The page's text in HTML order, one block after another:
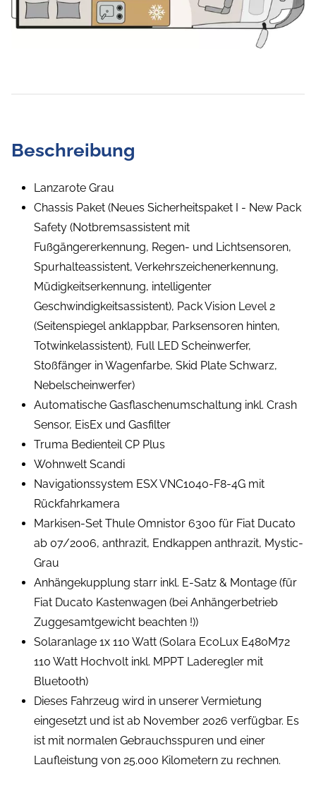
Beschreibung
Lanzarote Grau
Chassis Paket (Neues Sicherheitspaket I - New Pack
Safety (Notbremsassistent mit
Fußgängererkennung, Regen- und Lichtsensoren,
Spurhalteassistent, Verkehrszeichenerkennung,
Müdigkeitserkennung, intelligenter
Geschwindigkeitsassistent), Pack Vision Level 2
(Seitenspiegel anklappbar, Parksensoren hinten,
Totwinkelassistent), Full LED Scheinwerfer,
Stoßfänger in Wagenfarbe, Skid Plate Schwarz,
Nebelscheinwerfer)
Automatische Gasflaschenumschaltung inkl. Crash
Sensor, EisEx und Gasfilter
Truma Bedienteil CP Plus
Wohnwelt Scandi
Navigationssystem ESX VNC1040-F8-4G mit
Rückfahrkamera
Markisen-Set Thule Omnistor 6300 für Fiat Ducato
ab 07/2006, anthrazit, Endkappen anthrazit, Mystic-
Grau
Anhängekupplung starr inkl. E-Satz & Montage (für
Fiat Ducato Kastenwagen (bei Anhängerbetrieb
Zuggesamtgewicht beachten !))
Solaranlage 1x 110 Watt (Solara EcoLux E480M72
110 Watt Hochvolt inkl. MPPT Laderegler mit
Bluetooth)
Dieses Fahrzeug wird in unserer Vermietung
eingesetzt und ist ab November 2026 verfügbar. Es
ist mit normalen Gebrauchsspuren und einer
Laufleistung von 25.000 Kilometern zu rechnen.